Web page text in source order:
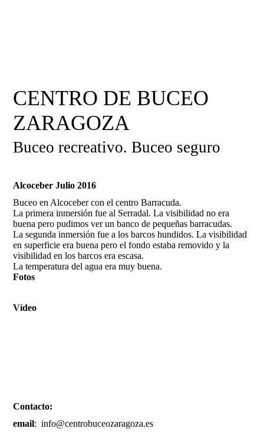
CENTRO DE BUCEO
ZARAGOZA
Buceo recreativo. Buceo seguro
Alcoceber Julio 2016
Buceo en Alcoceber con el centro Barracuda.
La primera inmersión fue al Serradal. La visibilidad no era
buena pero pudimos ver un banco de pequeñas barracudas.
La segunda inmersión fue a los barcos hundidos. La visibilidad
en superficie era buena pero el fondo estaba removido y la
visibilidad en los barcos era escasa.
La temperatura del agua era muy buena.
Fotos
Vídeo
Contacto:
email: info@centrobuceozaragoza.es